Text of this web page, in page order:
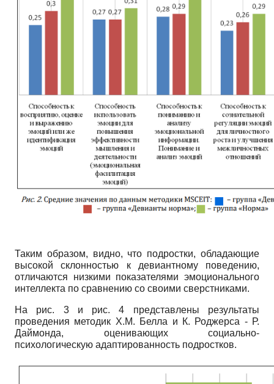
Таким образом, видно, что подростки, обладающие
высокой склонностью к девиантному поведению,
отличаются низкими показателями эмоционального
интеллекта по сравнению со своими сверстниками.
На рис. 3 и рис. 4 представлены результаты
проведения методик Х.М. Белла и К. Роджерса - Р.
Даймонда, оценивающих социально-
психологическую адаптированность подростков.